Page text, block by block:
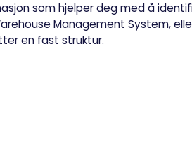
som hjelper deg med å
Management System,
en fast struktur.